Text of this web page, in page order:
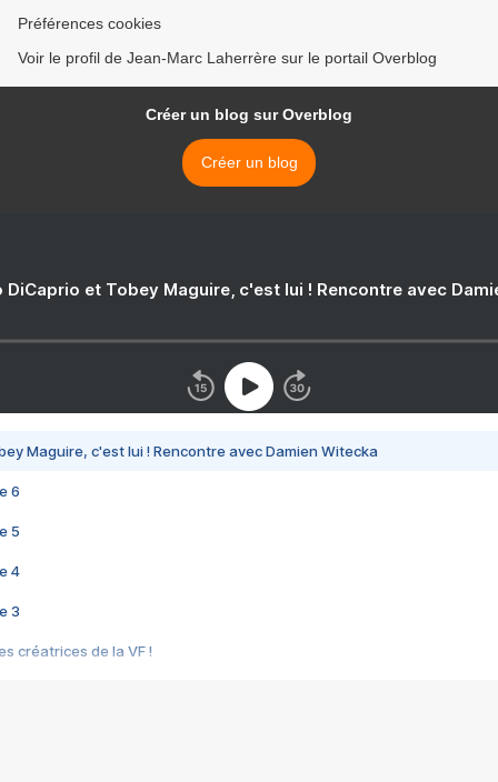
Préférences cookies
Voir le profil de Jean-Marc Laherrère sur le portail Overblog
Créer un blog sur Overblog
Créer un blog
DiCaprio et Tobey Maguire, c'est lui ! Rencontre avec
Maguire, c'est lui ! Rencontre avec Damien Witecka
6
5
4
3
créatrices de la VF !